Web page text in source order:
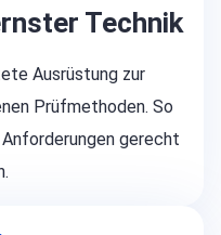
Technik
Ausrüstung zur
Prüfmethoden. So
gerecht